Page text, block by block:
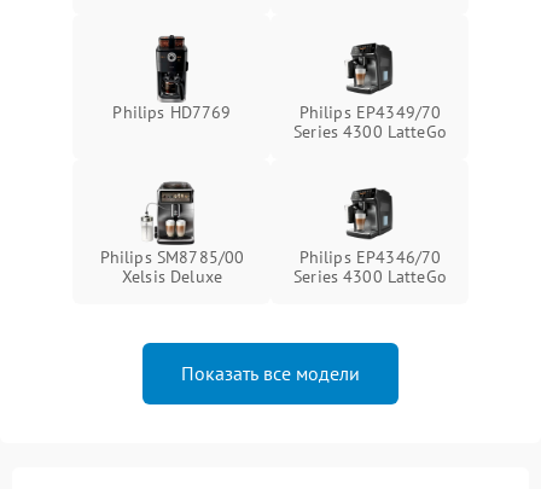
Philips HD7769
Philips EP4349/70
Series 4300 LatteGo
Philips SM8785/00
Xelsis Deluxe
Philips EP4346/70
Series 4300 LatteGo
Показать все модели